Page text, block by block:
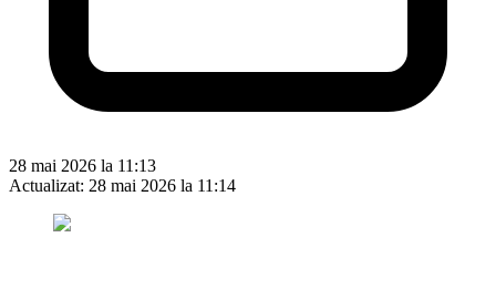
28 mai 2026 la 11:13
Actualizat: 28 mai 2026 la 11:14